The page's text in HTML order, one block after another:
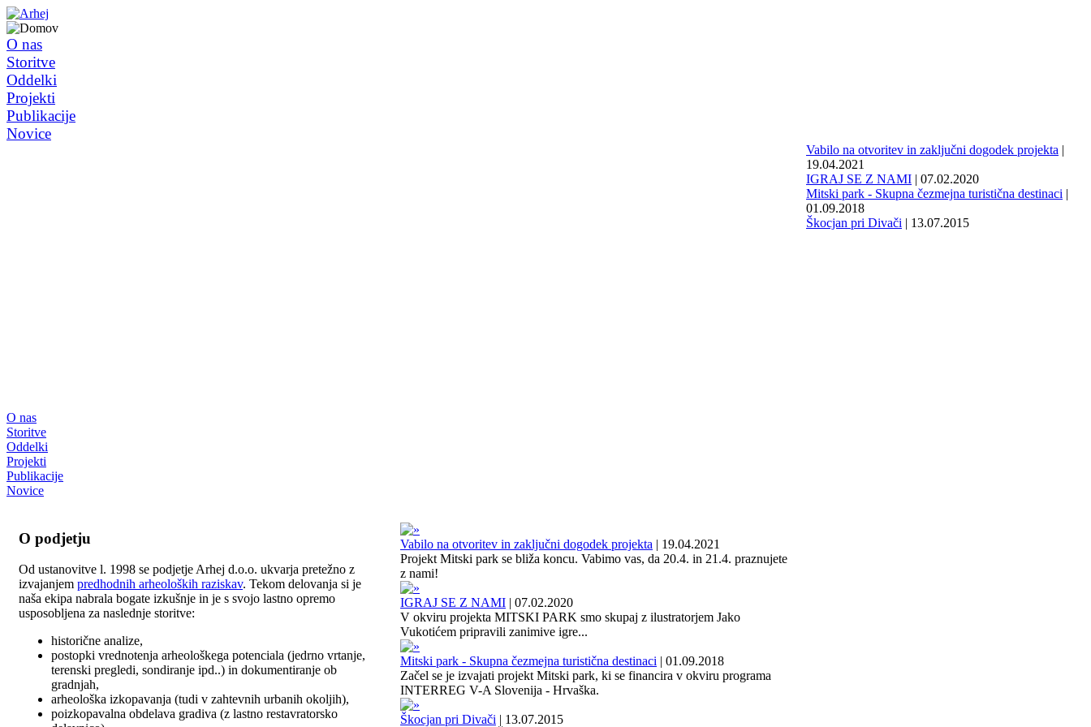
O nas
Storitve
Oddelki
Projekti
Publikacije
Novice
O nas
Storitve
Oddelki
Projekti
Publikacije
Novice
Vabilo na otvoritev in zaključni dogodek projekta |
19.04.2021
IGRAJ SE Z NAMI | 07.02.2020
Mitski park - Skupna čezmejna turistična destinaci |
01.09.2018
Škocjan pri Divači | 13.07.2015
O podjetju
Od ustanovitve l. 1998 se podjetje Arhej d.o.o. ukvarja pretežno z
izvajanjem predhodnih arheoloških raziskav. Tekom delovanja si je
naša ekipa nabrala bogate izkušnje in je s svojo lastno opremo
usposobljena za naslednje storitve:
historične analize,
postopki vrednotenja arheološkega potenciala (jedrno vrtanje,
terenski pregledi, sondiranje ipd..) in dokumentiranje ob
gradnjah,
arheološka izkopavanja (tudi v zahtevnih urbanih okoljih),
poizkopavalna obdelava gradiva (z lastno restavratorsko
Vabilo na otvoritev in zaključni dogodek projekta | 19.04.2021
Projekt Mitski park se bliža koncu. Vabimo vas, da 20.4. in 21.4. praznujete
z nami!
IGRAJ SE Z NAMI | 07.02.2020
V okviru projekta MITSKI PARK smo skupaj z ilustratorjem Jako
Vukotićem pripravili zanimive igre...
Mitski park - Skupna čezmejna turistična destinaci | 01.09.2018
Začel se je izvajati projekt Mitski park, ki se financira v okviru programa
INTERREG V-A Slovenija - Hrvaška.
Škocjan pri Divači | 13.07.2015